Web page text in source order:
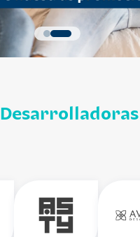
Desarrolladoras